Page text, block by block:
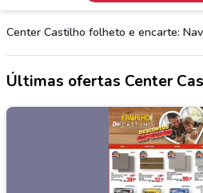
Center Castilho folheto e encarte:
Últimas ofertas Center